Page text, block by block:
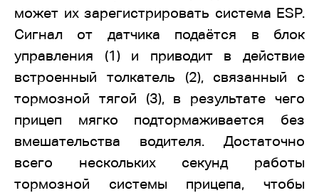
может их зарегистрировать система ESP.
Сигнал от датчика подаётся в блок
управления (1) и приводит в действие
встроенный толкатель (2), связанный с
тормозной тягой (3), в результате чего
прицеп мягко подтормаживается без
вмешательства водителя. Достаточно
всего нескольких секунд работы
тормозной системы прицепа, чтобы